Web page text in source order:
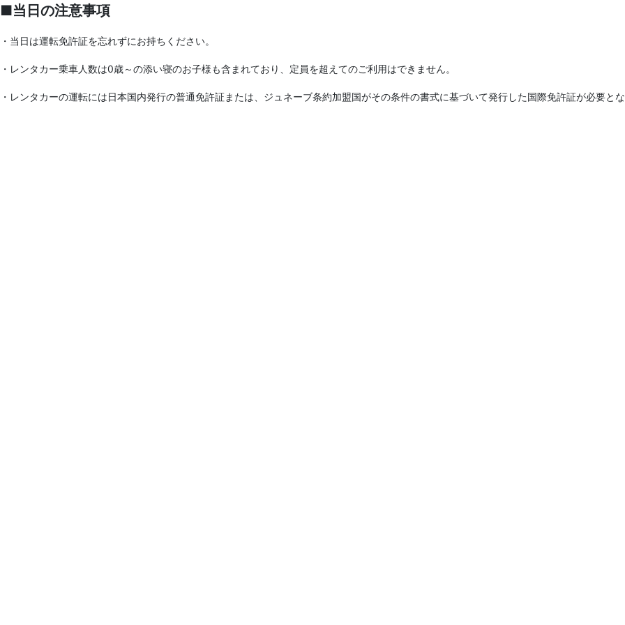
■当日の注意事項
・当日は運転免許証を忘れずにお持ちください。
・レンタカー乗車人数は0歳～の添い寝のお子様も含まれており、定員を超えてのご利用はできません。
・レンタカーの運転には日本国内発行の普通免許証または、ジュネーブ条約加盟国がその条件の書式に基づいて発行した国際免許証が必要と